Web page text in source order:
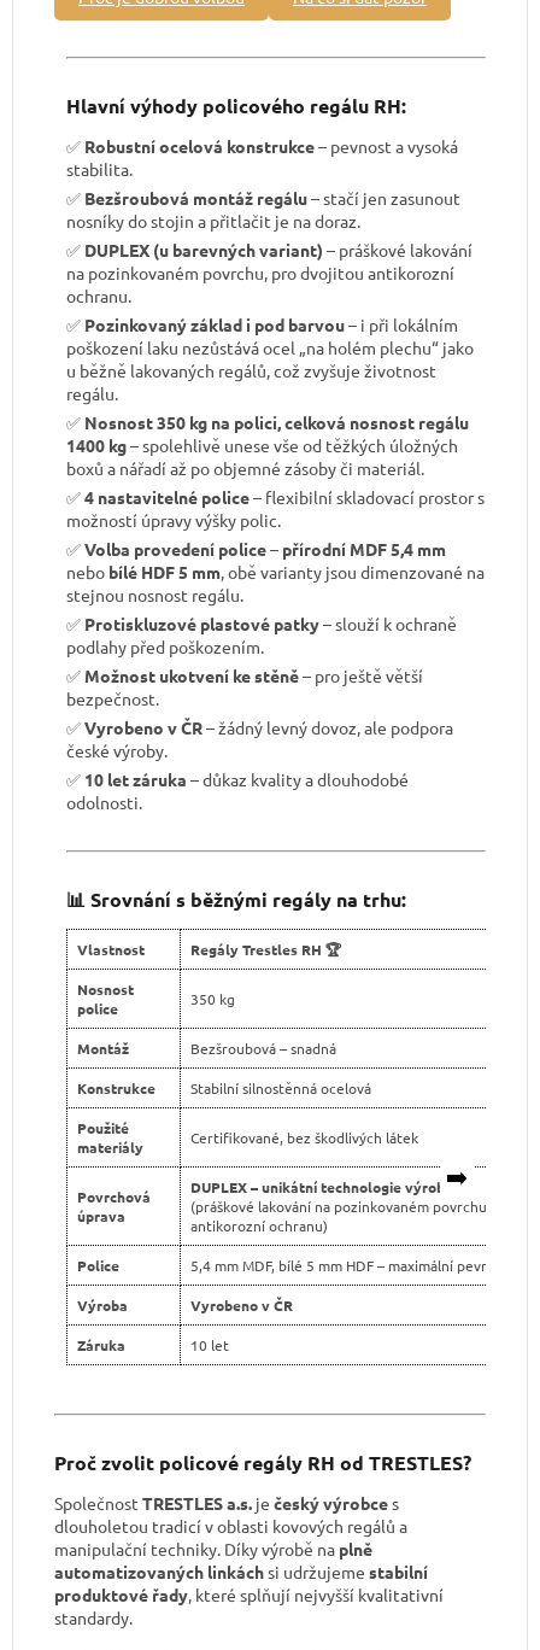
Hlavní výhody policového regálu RH:
✅ Robustní ocelová konstrukce– pevnost a vysoká
stabilita.
✅ Bezšroubová montáž regálu– stačí jen zasunout
nosníky do stojin a přitlačit je na doraz.
✅ DUPLEX (u barevných variant) – práškové lakování
na pozinkovaném povrchu, pro dvojitou antikorozní
ochranu.
✅ Pozinkovaný základ i pod barvou– i při lokálním
poškození laku nezůstává ocel „na holém plechu“ jako
u běžně lakovaných regálů, což zvyšuje životnost
regálu.
✅ Nosnost 350 kg na polici, celková nosnost regálu
1400 kg– spolehlivě unese vše od těžkých úložných
boxů a nářadí až po objemné zásoby či materiál.
✅4 nastavitelné police– flexibilní skladovací prostor s
možností úpravy výšky polic.
✅Volba provedení police– přírodní MDF 5,4 mm
nebo bílé HDF 5 mm, obě varianty jsou dimenzované na
stejnou nosnost regálu.
✅ Protiskluzové plastové patky– slouží k ochraně
podlahy před poškozením.
✅ Možnost ukotvení ke stěně– pro ještě větší
bezpečnost.
✅Vyrobeno v ČR– žádný levný dovoz, ale podpora
české výroby.
✅ 10 let záruka – důkaz kvality a dlouhodobé
odolnosti.
📊 Srovnání s běžnými regály na trhu:
➡️
Vlastnost Regály Trestles RH 🏆
Nosnost
police
350 kg
Montáž Bezšroubová – snadná
Konstrukce Stabilní silnostěnná ocelová
Použité
materiály
Certifikované, bez škodlivých látek
Povrchová
úprava
DUPLEX – unikátní technologie výroby
(práškové lakování na pozinkovaném povrchu pro
antikorozní ochranu)
Police 5,4 mm MDF, bílé 5 mm HDF – maximální pevnost
Výroba Vyrobeno v ČR
Záruka 10 let
Proč zvolit policové regály RH od TRESTLES?
Společnost TRESTLES a.s. je český výrobces
dlouholetou tradicí v oblasti kovových regálů a
manipulační techniky. Díky výrobě na plně
automatizovaných linkáchsi udržujeme stabilní
produktové řady, které splňují nejvyšší kvalitativní
standardy.